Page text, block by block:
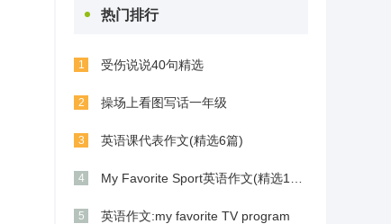
热门排行
1 受伤说说40句精选
2 操场上看图写话一年级
3 英语课代表作文(精选6篇)
4
5 英语作文:my favorite TV program